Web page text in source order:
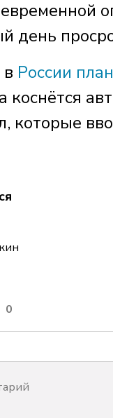
день
России
коснётся
которые
0